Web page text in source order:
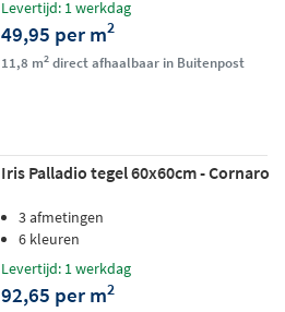
Levertijd: 1 werkdag
49,95 per m2
11,8 m2direct afhaalbaar in Buitenpost
Iris Palladio tegel 60x60cm - Cornaro
3 afmetingen
6 kleuren
Levertijd: 1 werkdag
92,65 per m2